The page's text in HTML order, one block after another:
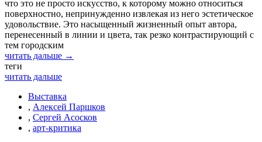
что это не просто искусство, к которому можно относиться
поверхностно, непринужденно извлекая из него эстетическое
удовольствие. Это насыщенный жизненный опыт автора,
перенесенный в линии и цвета, так резко контрастирующий с
тем городским
читать дальше →
теги
читать дальше
Выставка
, Алексей Паршков
, Сергей Асосков
, арт-критика